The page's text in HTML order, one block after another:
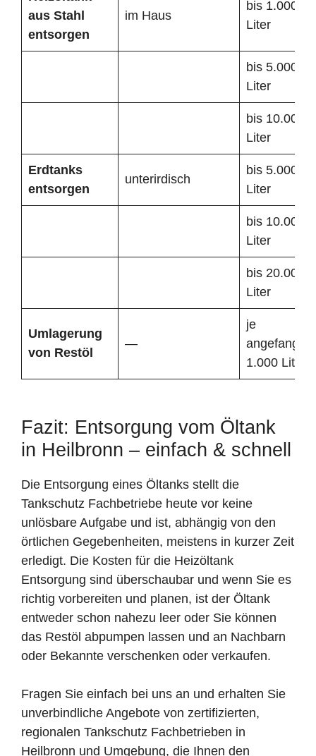
aus Stahl
entsorgen
im Haus
bis 1.000
Liter
bis 5.000
Liter
bis 10.000
Liter
Erdtanks
entsorgen
unterirdisch
bis 5.000
Liter
bis 10.000
Liter
bis 20.000
Liter
Umlagerung
von Restöl
—
je
1.000 Liter
Fazit: Entsorgung vom Öltank
in Heilbronn – einfach & schnell
Die Entsorgung eines Öltanks stellt die
Tankschutz Fachbetriebe heute vor keine
unlösbare Aufgabe und ist, abhängig von den
örtlichen Gegebenheiten, meistens in kurzer Zeit
erledigt. Die Kosten für die Heizöltank
Entsorgung sind überschaubar und wenn Sie es
richtig vorbereiten und planen, ist der Öltank
entweder schon nahezu leer oder Sie können
das Restöl abpumpen lassen und an Nachbarn
oder Bekannte verschenken oder verkaufen.
Fragen Sie einfach bei uns an und erhalten Sie
unverbindliche Angebote von zertifizierten,
regionalen Tankschutz Fachbetrieben in
Heilbronn und Umgebung, die Ihnen den